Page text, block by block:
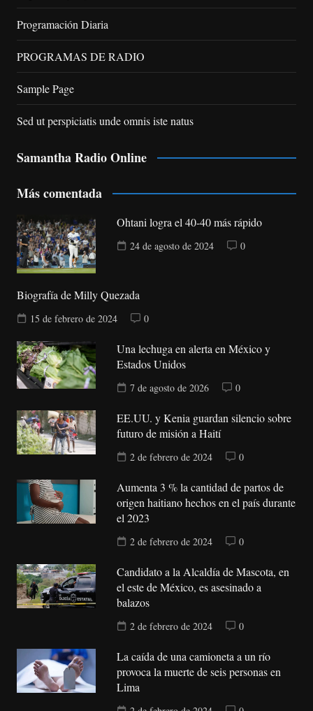
Programación Diaria
PROGRAMAS DE RADIO
Sample Page
Sed ut perspiciatis unde omnis iste natus
Samantha Radio Online
Más comentada
Ohtani logra el 40-40 más rápido
24 de agosto de 2024 0
Biografía de Milly Quezada
15 de febrero de 2024 0
Una lechuga en alerta en México y
Estados Unidos
7 de agosto de 2026 0
EE.UU. y Kenia guardan silencio sobre
futuro de misión a Haití
2 de febrero de 2024 0
Aumenta 3 % la cantidad de partos de
origen haitiano hechos en el país durante
el 2023
2 de febrero de 2024 0
Candidato a la Alcaldía de Mascota, en
el este de México, es asesinado a
balazos
2 de febrero de 2024 0
La caída de una camioneta a un río
provoca la muerte de seis personas en
Lima